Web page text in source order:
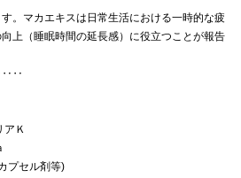
。マカエキスは日常生活における一時的な疲
上（睡眠時間の延長感）に役立つことが報告
アＫ
プセル剤等)